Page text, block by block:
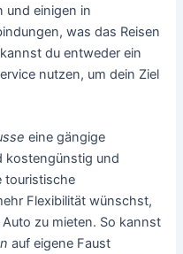
und einigen in
was das Reisen
du entweder ein
nutzen, um dein Ziel
eine gängige
kostengünstig und
touristische
Flexibilität wünschst,
zu mieten. So kannst
auf eigene Faust